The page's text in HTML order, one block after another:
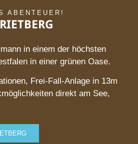
ABENTEUER!
in einem der höchsten
in einer grünen Oase.
Frei-Fall-Anlage in 13m
direkt am See,